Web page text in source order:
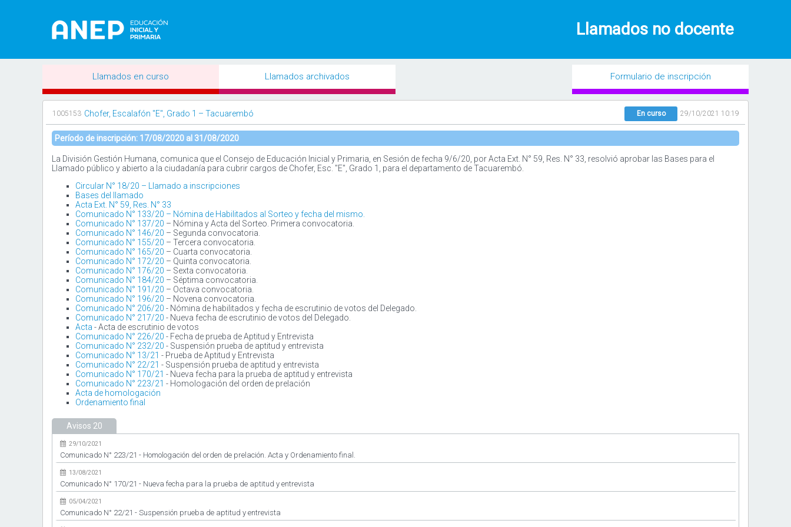
Llamados no docente
Llamados en curso Llamados archivados Formulario de inscripción
1005153 Chofer, Escalafón "E", Grado 1 – Tacuarembó 29/10/2021 10:19
En curso
Período de inscripción: 17/08/2020 al 31/08/2020
La División Gestión Humana, comunica que el Consejo de Educación Inicial y Primaria, en Sesión de fecha 9/6/20, por Acta Ext. N° 59, Res. N° 33, resolvió aprobar las Bases para el
Llamado público y abierto a la ciudadanía para cubrir cargos de Chofer, Esc. "E", Grado 1, para el departamento de Tacuarembó.
Circular N° 18/20 – Llamado a inscripciones
Bases del llamado
Acta Ext. N° 59, Res. N° 33
Comunicado N° 133/20 – Nómina de Habilitados al Sorteo y fecha del mismo.
Comunicado N° 137/20 – Nómina y Acta del Sorteo. Primera convocatoria.
Comunicado N° 146/20 – Segunda convocatoria.
Comunicado N° 155/20 – Tercera convocatoria.
Comunicado N° 165/20 – Cuarta convocatoria.
Comunicado N° 172/20 – Quinta convocatoria.
Comunicado N° 176/20 – Sexta convocatoria.
Comunicado N° 184/20 – Séptima convocatoria.
Comunicado N° 191/20 – Octava convocatoria.
Comunicado N° 196/20 – Novena convocatoria.
Comunicado N° 206/20 - Nómina de habilitados y fecha de escrutinio de votos del Delegado.
Comunicado N° 217/20 - Nueva fecha de escrutinio de votos del Delegado.
Acta - Acta de escrutinio de votos
Comunicado N° 226/20 - Fecha de prueba de Aptitud y Entrevista
Comunicado N° 232/20 - Suspensión prueba de aptitud y entrevista
Comunicado N° 13/21 - Prueba de Aptitud y Entrevista
Comunicado N° 22/21 - Suspensión prueba de aptitud y entrevista
Comunicado N° 170/21 - Nueva fecha para la prueba de aptitud y entrevista
Comunicado N° 223/21 - Homologación del orden de prelación
Acta de homologación
Ordenamiento final
Avisos 20
29/10/2021
Comunicado N° 223/21 - Homologación del orden de prelación. Acta y Ordenamiento final.
13/08/2021
Comunicado N° 170/21 - Nueva fecha para la prueba de aptitud y entrevista
05/04/2021
Comunicado N° 22/21 - Suspensión prueba de aptitud y entrevista